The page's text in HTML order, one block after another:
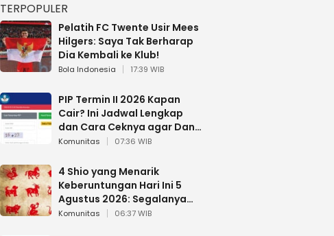
TERPOPULER
Pelatih FC Twente Usir Mees
Hilgers: Saya Tak Berharap
Dia Kembali ke Klub!
Bola Indonesia 17:39 WIB
PIP Termin II 2026 Kapan
Cair? Ini Jadwal Lengkap
dan Cara Ceknya agar Dana
Tidak Hangus!
Komunitas 07:36 WIB
4 Shio yang Menarik
Keberuntungan Hari Ini 5
Agustus 2026: Segalanya
Berjalan Lancar
Komunitas 06:37 WIB